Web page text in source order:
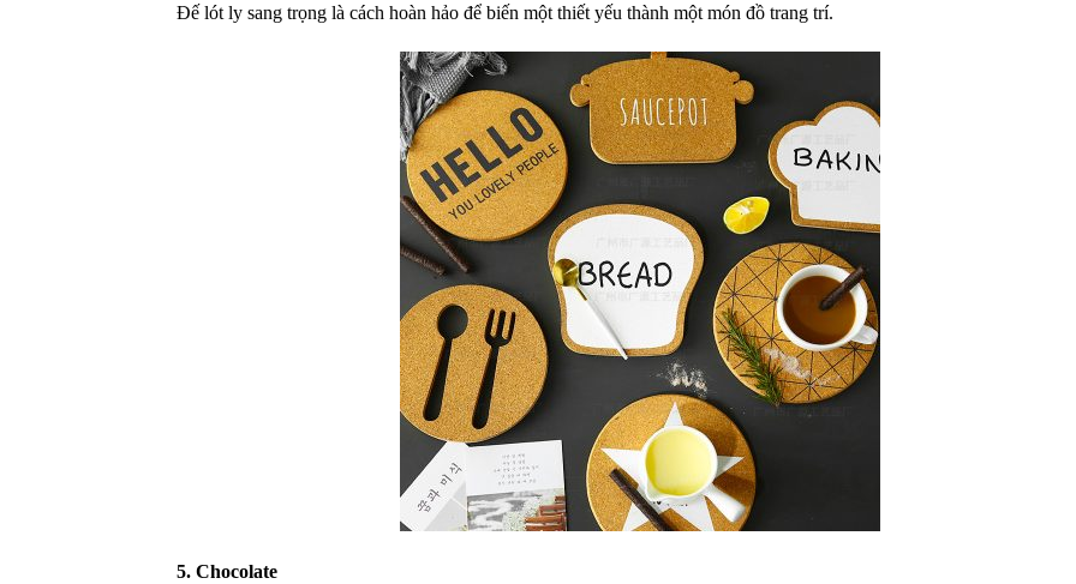
Đế lót ly sang trọng là cách hoàn hảo để biến một thiết yếu thành một món đồ trang trí.
5. Chocolate